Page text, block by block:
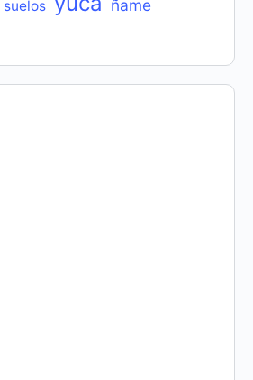
suelos ñame